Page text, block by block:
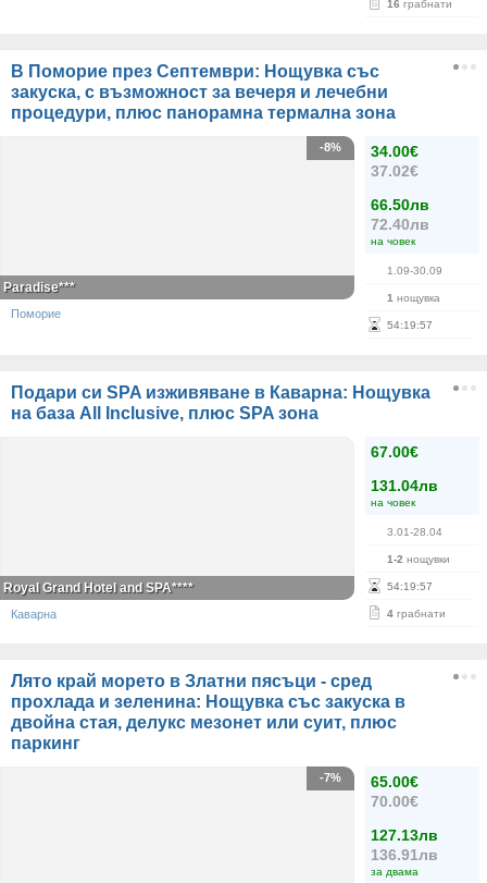
16 грабнати
В Поморие през Септември: Нощувка със
закуска, с възможност за вечеря и лечебни
процедури, плюс панорамна термална зона
34.00€
37.02€
66.50лв
72.40лв
на човек
1.09-30.09
1 нощувка
54:19:56
-8%
Paradise***
Поморие
Подари си SPA изживяване в Каварна: Нощувка
на база All Inclusive, плюс SPA зона
67.00€
131.04лв
на човек
3.01-28.04
1-2 нощувки
54:19:56
4 грабнати
Royal Grand Hotel and SPA****
Каварна
Лято край морето в Златни пясъци - сред
прохлада и зеленина: Нощувка със закуска в
двойна стая, делукс мезонет или суит, плюс
паркинг
65.00€
70.00€
127.13лв
136.91лв
за двама
-7%